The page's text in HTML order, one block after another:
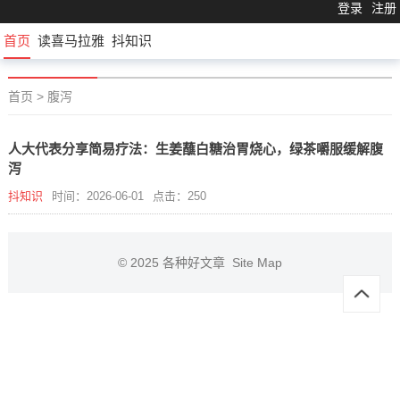
登录 注册
首页 读喜马拉雅 抖知识
首页 > 腹泻
人大代表分享简易疗法：生姜蘸白糖治胃烧心，绿茶嚼服缓解腹
泻
抖知识 时间：2026-06-01 点击：250
© 2025 各种好文章 Site Map